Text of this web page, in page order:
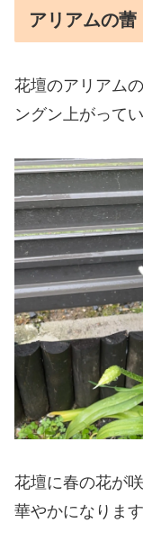
アリアムの蕾
花壇のアリアム
ングン上がって
花壇に春の花が
華やかになります